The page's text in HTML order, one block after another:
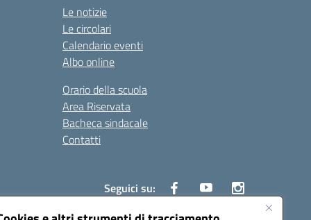
Le notizie
Le circolari
Calendario eventi
Albo online
Orario della scuola
Area Riservata
Bacheca sindacale
Contatti
Seguici su: